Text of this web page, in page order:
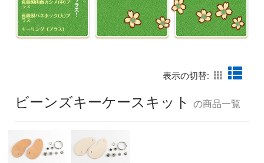
表示の切替:
ビーンズキーケースキット の商品一覧